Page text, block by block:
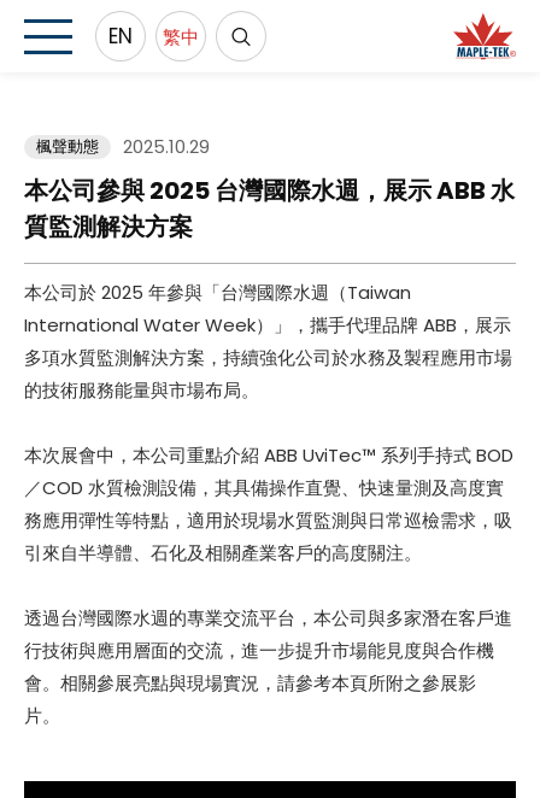
EN 繁中
楓聲動態 2025.10.29
本公司參與 2025 台灣國際水週，展示 ABB 水
質監測解決方案
本公司於 2025 年參與「台灣國際水週（Taiwan
International Water Week）」，攜手代理品牌 ABB，展示
多項水質監測解決方案，持續強化公司於水務及製程應用市場
的技術服務能量與市場布局。
本次展會中，本公司重點介紹 ABB UviTec™ 系列手持式 BOD
／COD 水質檢測設備，其具備操作直覺、快速量測及高度實
務應用彈性等特點，適用於現場水質監測與日常巡檢需求，吸
引來自半導體、石化及相關產業客戶的高度關注。
透過台灣國際水週的專業交流平台，本公司與多家潛在客戶進
行技術與應用層面的交流，進一步提升市場能見度與合作機
會。相關參展亮點與現場實況，請參考本頁所附之參展影
片。